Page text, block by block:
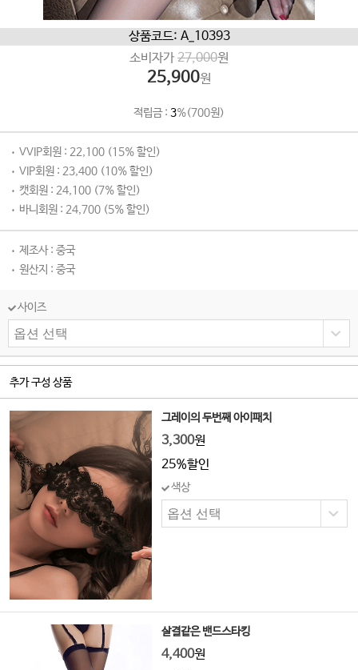
상품코드: A_10393
소비자가 27,000원
25,900원
적립금 : 3%(700원)
VVIP회원 : 22,100 (15% 할인)
VIP회원 : 23,400 (10% 할인)
캣회원 : 24,100 (7% 할인)
바니회원 : 24,700 (5% 할인)
제조사 : 중국
원산지 : 중국
사이즈
추가 구성 상품
그레이의 두번째 아이패치
3,300원
25%할인
색상
살결같은 밴드스타킹
4,400원